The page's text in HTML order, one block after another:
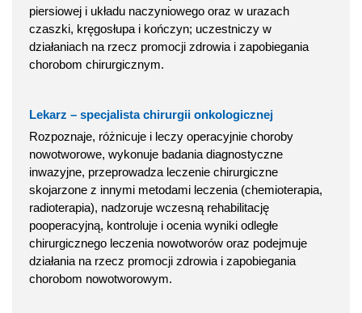
piersiowej i układu naczyniowego oraz w urazach
czaszki, kręgosłupa i kończyn; uczestniczy w
działaniach na rzecz promocji zdrowia i zapobiegania
chorobom chirurgicznym.
Lekarz – specjalista chirurgii onkologicznej
Rozpoznaje, różnicuje i leczy operacyjnie choroby
nowotworowe, wykonuje badania diagnostyczne
inwazyjne, przeprowadza leczenie chirurgiczne
skojarzone z innymi metodami leczenia (chemioterapia,
radioterapia), nadzoruje wczesną rehabilitację
pooperacyjną, kontroluje i ocenia wyniki odległe
chirurgicznego leczenia nowotworów oraz podejmuje
działania na rzecz promocji zdrowia i zapobiegania
chorobom nowotworowym.